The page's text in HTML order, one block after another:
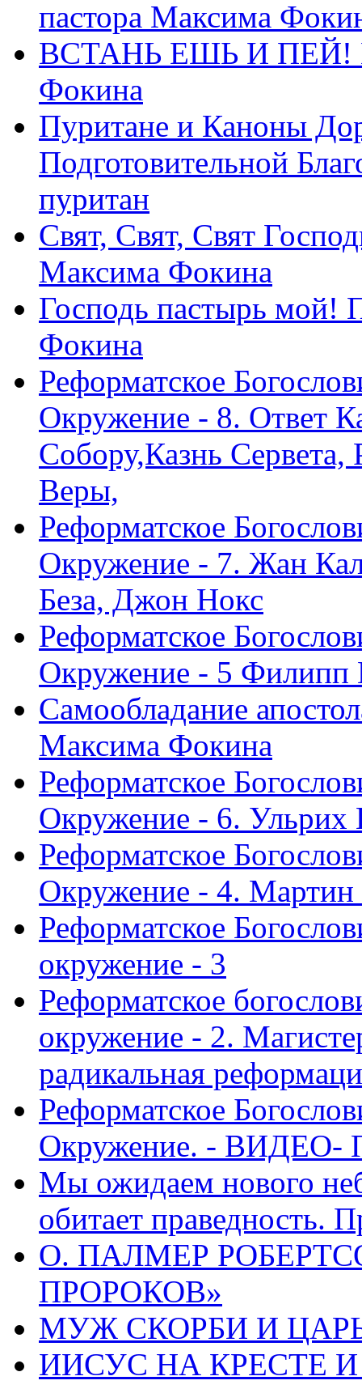
пастора Максима
ВСТАНЬ ЕШЬ И ПЕЙ!
Фокина
Пуритане и Каноны
Подготовительной
пуритан
Свят, Свят, Свят
Максима Фокина
Господь пастырь мой!
Фокина
Реформатское
Окружение - 8. Ответ
Собору,Казнь Сервета,
Веры,
Реформатское
Окружение - 7. Жан
Беза, Джон Нокс
Реформатское
Окружение - 5 Филипп
Самообладание
Максима Фокина
Реформатское
Окружение - 6. Ульрих
Реформатское
Окружение - 4.
Реформатское
окружение - 3
Реформатское
окружение - 2.
радикальная
Реформатское
Окружение. - ВИДЕО-
Мы ожидаем нового
обитает праведность.
О. ПАЛМЕР
ПРОРОКОВ»
МУЖ СКОРБИ И ЦАРЬ
ИИСУС НА КРЕСТЕ